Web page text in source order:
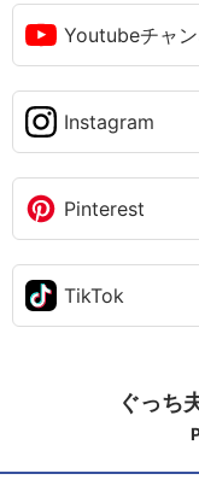
Youtubeチャ
Instagram
Pinterest
TikTok
ぐっち